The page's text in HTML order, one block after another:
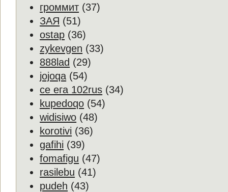
громмит (37)
ЗАЯ (51)
ostap (36)
zykevgen (33)
888lad (29)
jojoqa (54)
се ега 102rus (34)
kupedoqo (54)
widisiwo (48)
korotivi (36)
gafihi (39)
fomafigu (47)
rasilebu (41)
pudeh (43)